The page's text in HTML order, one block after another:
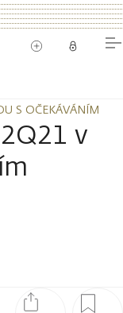
S OČEKÁVÁNÍM
S OČEKÁVÁNÍM
v